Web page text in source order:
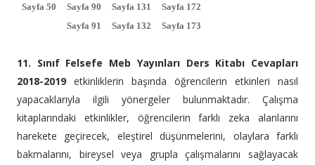
Sayfa 50
Sayfa 90
Sayfa 91
Sayfa 131
Sayfa 132
Sayfa 172
Sayfa 173
11. Sınıf Felsefe Meb Yayınları Ders Kitabı Cevapları
2018-2019 etkinliklerin başında öğrencilerin etkinleri nasıl
yapacaklarıyla ilgili yönergeler bulunmaktadır. Çalışma
kitaplarındaki etkinlikler, öğrencilerin farklı zeka alanlarını
harekete geçirecek, eleştirel düşünmelerini, olaylara farklı
bakmalarını, bireysel veya grupla çalışmalarını sağlayacak